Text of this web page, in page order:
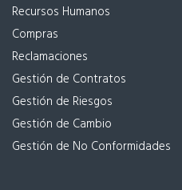
Recursos Humanos
Compras
Reclamaciones
Gestión de Contratos
Gestión de Riesgos
Gestión de Cambio
Gestión de No Conformidades